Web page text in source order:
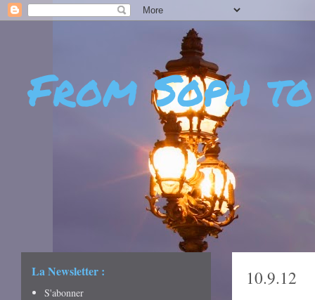
From Soph
- DÉCOUVERTES -
CRÉATIVITÉ - ART
10.9.12
La Newsletter :
S'abonner